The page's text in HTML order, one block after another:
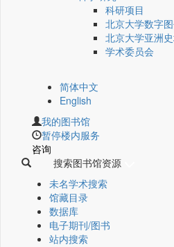
科研项目
北京大学数字
北京大学亚洲
学术委员会
简体中文
English
我的图书馆
暂停楼内服务
咨询
搜索图书馆资源
未名学术搜索
馆藏目录
数据库
电子期刊/图书
站内搜索